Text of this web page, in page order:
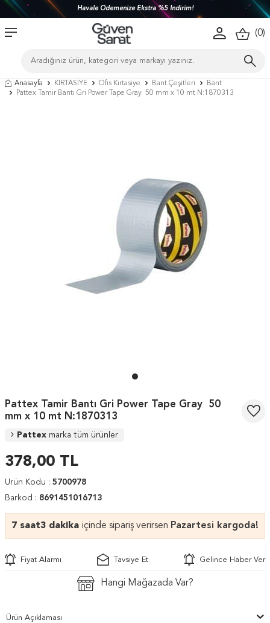
Havale Ödemenize Ekstra %5 İndirim!
(0)
Anasayfa KIRTASİYE Ofis Kırtasiye Bant Çeşitleri
Bant
Pattex Tamir Bantı Gri Power Tape Gray 50 mm x 10 mt N:1870313
Pattex Tamir Bantı Gri Power Tape Gray 50
mm x 10 mt N:1870313
Pattex marka tüm ürünler
378,00 TL
Ürün Kodu : 5700978
Barkod : 8691451016713
7 saat3 dakika içinde sipariş verirsen Pazartesi kargoda!
Fiyat Alarmı Tavsiye Et Gelince Haber Ver
Hangi Mağazada Var?
Ürün Açıklaması